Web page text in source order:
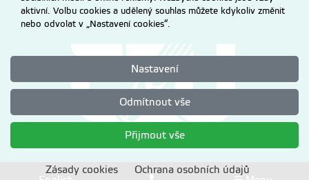
aktivní. Volbu cookies a udělený souhlas můžete kdykoliv změnit
nebo odvolat v „Nastavení cookies“.
Nastavení
Odmítnout vše
Přijmout vše
Zásady cookies Ochrana osobních údajů